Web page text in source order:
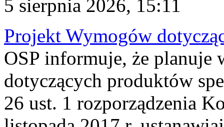
5 sierpnia 2026, 15:11
Projekt Wymogów
OSP informuje, że planuje
dotyczących produktów
26 ust. 1 rozporządzenia